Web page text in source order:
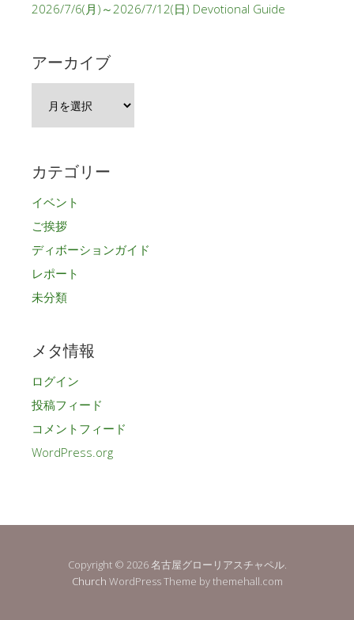
2026/7/6(月)～2026/7/12(日) Devotional Guide
アーカイブ
カ
ブ
カテゴリー
イベント
ご挨拶
ディボーションガイド
レポート
未分類
メタ情報
ログイン
投稿フィード
コメントフィード
WordPress.org
Copyright © 2026 名古屋グローリアスチャペル.
Church WordPress Theme by themehall.com